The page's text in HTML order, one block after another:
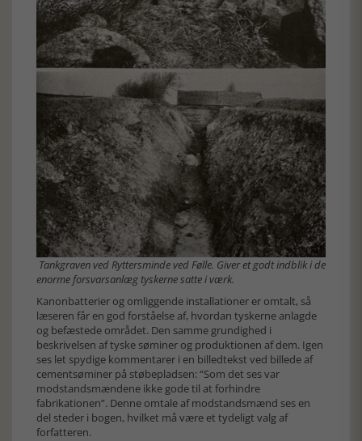
Tankgraven ved Ryttersminde ved Følle. Giver et godt indblik i de
enorme forsvarsanlæg tyskerne satte i værk.
Kanonbatterier og omliggende installationer er omtalt, så
læseren får en god forståelse af, hvordan tyskerne anlagde
og befæstede området. Den samme grundighed i
beskrivelsen af tyske søminer og produktionen af dem. Igen
ses let spydige kommentarer i en billedtekst ved billede af
cementsøminer på støbepladsen: “Som det ses var
modstandsmændene ikke gode til at forhindre
fabrikationen”. Denne omtale af modstandsmænd ses en
del steder i bogen, hvilket må være et tydeligt valg af
forfatteren.